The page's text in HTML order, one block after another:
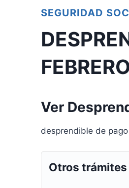
SEGURIDAD
Ver
desprendible de
Otros trámites